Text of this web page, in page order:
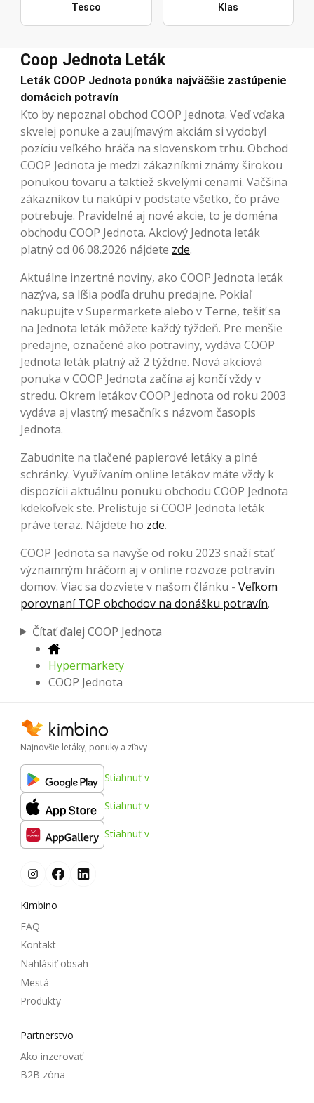
Tesco Klas
Coop Jednota Leták
Leták COOP Jednota ponúka najväčšie zastúpenie
domácich potravín
Kto by nepoznal obchod COOP Jednota. Veď vďaka
skvelej ponuke a zaujímavým akciám si vydobyl
pozíciu veľkého hráča na slovenskom trhu. Obchod
COOP Jednota je medzi zákazníkmi známy širokou
ponukou tovaru a taktiež skvelými cenami. Väčšina
zákazníkov tu nakúpi v podstate všetko, čo práve
potrebuje. Pravidelné aj nové akcie, to je doména
obchodu COOP Jednota. Akciový Jednota leták
platný od 06.08.2026 nájdete zde.
Aktuálne inzertné noviny, ako COOP Jednota leták
nazýva, sa líšia podľa druhu predajne. Pokiaľ
nakupujte v Supermarkete alebo v Terne, tešiť sa
na Jednota leták môžete každý týždeň. Pre menšie
predajne, označené ako potraviny, vydáva COOP
Jednota leták platný až 2 týždne. Nová akciová
ponuka v COOP Jednota začína aj končí vždy v
stredu. Okrem letákov COOP Jednota od roku 2003
vydáva aj vlastný mesačník s názvom časopis
Jednota.
Zabudnite na tlačené papierové letáky a plné
schránky. Využívaním online letákov máte vždy k
dispozícii aktuálnu ponuku obchodu COOP Jednota
kdekoľvek ste. Prelistuje si COOP Jednota leták
práve teraz. Nájdete ho zde.
COOP Jednota sa navyše od roku 2023 snaží stať
významným hráčom aj v online rozvoze potravín
domov. Viac sa dozviete v našom článku - Veľkom
porovnaní TOP obchodov na donášku potravín.
Čítať ďalej COOP Jednota
Hypermarkety
COOP Jednota
Najnovšie letáky, ponuky a zľavy
Stiahnuť v
Stiahnuť v
Stiahnuť v
Kimbino
FAQ
Kontakt
Nahlásiť obsah
Mestá
Produkty
Partnerstvo
Ako inzerovať
B2B zóna